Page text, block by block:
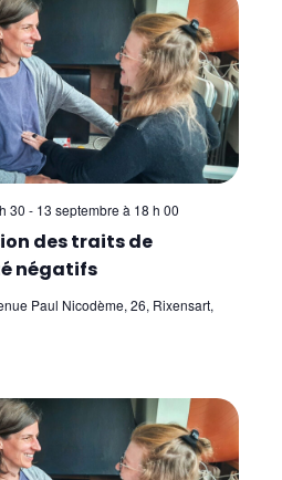
(IMP)
Comportementale et
– Examens
(AT)
des traits de
négatifs
30 - 13 septembre à 18 h 00
Paul Nicodème, 26, Rixensart,